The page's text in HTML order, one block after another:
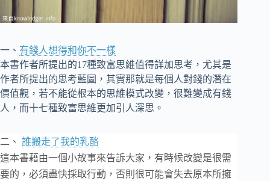
一、 有錢人想得和你不一樣
本書作者所提出的17種致富思維值得詳加思考，尤其是
作者所提出的思考藍圖，其實那就是每個人對錢的潛在
價值觀，若不能從根本的思維模式改變，很難變成有錢
人，而十七種致富思維更加引人深思。
二、 誰搬走了我的乳酪
這本書藉由一個小故事來告訴大家，有時候改變是很需
要的，必須盡快採取行動，否則很可能會失去原本所擁